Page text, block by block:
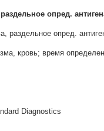
опред.
раздельное опред.
кровь; время
Diagnostics